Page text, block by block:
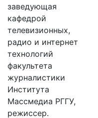
заведующая
кафедрой
телевизионных,
радио и интернет
технологий
факультета
журналистики
Института
Массмедиа РГГУ,
режиссер.